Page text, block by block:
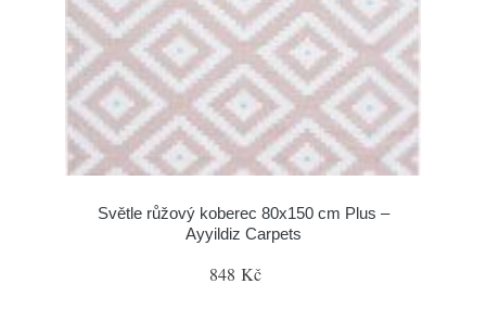
Světle růžový koberec 80x150 cm Plus –
Ayyildiz Carpets
848 Kč